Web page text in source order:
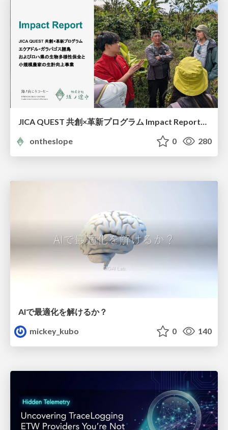
JICA QUEST 共創×革新プログラム Impact Report（海ノ向こうコーヒー）
ontheslope
0 280
AIで最適化を解けるか？
mickey_kubo
0 140